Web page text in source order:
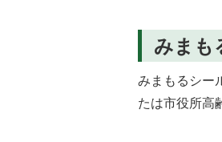
みまも
みまもるシー
たは市役所高